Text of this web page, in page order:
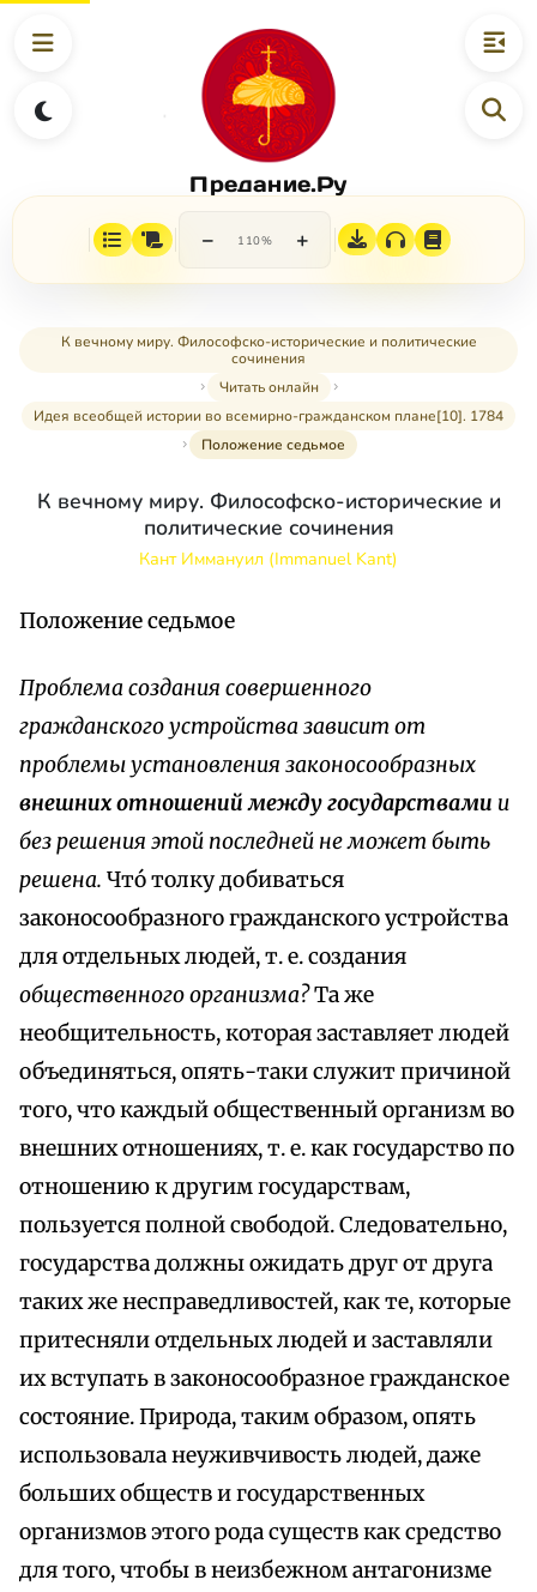
Предание.Ру
− 110% +
К вечному миру. Философско-исторические и политические
сочинения
Читать онлайн
Идея всеобщей истории во всемирно-гражданском плане[10]. 1784
Положение седьмое
К вечному миру. Философско-исторические и
политические сочинения
Кант Иммануил (Immanuel Kant)
Положение седьмое
Проблема создания совершенного
гражданского устройства зависит от
проблемы установления законосообразных
внешних отношений между государствами и
без решения этой последней не может быть
решена. Что́ толку добиваться
законосообразного гражданского устройства
для отдельных людей, т. е. создания
общественного организма?Та же
необщительность, которая заставляет людей
объединяться, опять-таки служит причиной
того, что каждый общественный организм во
внешних отношениях, т. е. как государство по
отношению к другим государствам,
пользуется полной свободой. Следовательно,
государства должны ожидать друг от друга
таких же несправедливостей, как те, которые
притесняли отдельных людей и заставляли
их вступать в законосообразное гражданское
состояние. Природа, таким образом, опять
использовала неуживчивость людей, даже
больших обществ и государственных
организмов этого рода существ как средство
для того, чтобы в неизбежном антагонизме